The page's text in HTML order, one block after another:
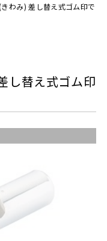
わみ) 差し替え式ゴム印で
し替え式ゴム印